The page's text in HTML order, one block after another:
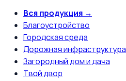
Вся продукция →
Благоустройство
Городская среда
Дорожная инфраструктура
Загородный дом и дача
Твой двор